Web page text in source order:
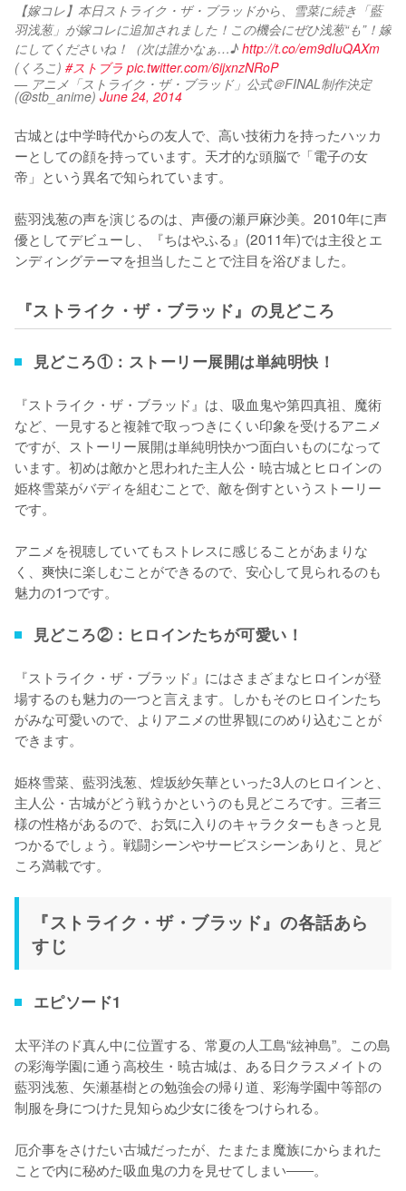
【嫁コレ】本日ストライク・ザ・ブラッドから、雪菜に続き「藍
羽浅葱」が嫁コレに追加されました！この機会にぜひ浅葱“も”！嫁
にしてくださいね！（次は誰かなぁ…♪ http://t.co/em9dIuQAXm
(くろこ) #ストブラ pic.twitter.com/6ijxnzNRoP
— アニメ「ストライク・ザ・ブラッド」公式＠FINAL制作決定
(@stb_anime)June 24, 2014
古城とは中学時代からの友人で、高い技術力を持ったハッカ
ーとしての顔を持っています。天才的な頭脳で「電子の女
帝」という異名で知られています。
藍羽浅葱の声を演じるのは、声優の瀬戸麻沙美。2010年に声
優としてデビューし、『ちはやふる』(2011年)では主役とエ
ンディングテーマを担当したことで注目を浴びました。
『ストライク・ザ・ブラッド』の見どころ
見どころ①：ストーリー展開は単純明快！
『ストライク・ザ・ブラッド』は、吸血鬼や第四真祖、魔術
など、一見すると複雑で取っつきにくい印象を受けるアニメ
ですが、ストーリー展開は単純明快かつ面白いものになって
います。初めは敵かと思われた主人公・暁古城とヒロインの
姫柊雪菜がバディを組むことで、敵を倒すというストーリー
です。
アニメを視聴していてもストレスに感じることがあまりな
く、爽快に楽しむことができるので、安心して見られるのも
魅力の1つです。
見どころ②：ヒロインたちが可愛い！
『ストライク・ザ・ブラッド』にはさまざまなヒロインが登
場するのも魅力の一つと言えます。しかもそのヒロインたち
がみな可愛いので、よりアニメの世界観にのめり込むことが
できます。
姫柊雪菜、藍羽浅葱、煌坂紗矢華といった3人のヒロインと、
主人公・古城がどう戦うかというのも見どころです。三者三
様の性格があるので、お気に入りのキャラクターもきっと見
つかるでしょう。戦闘シーンやサービスシーンありと、見ど
ころ満載です。
『ストライク・ザ・ブラッド』の各話あら
すじ
エピソード1
太平洋のド真ん中に位置する、常夏の人工島“絃神島”。この島
の彩海学園に通う高校生・暁古城は、ある日クラスメイトの
藍羽浅葱、矢瀬基樹との勉強会の帰り道、彩海学園中等部の
制服を身につけた見知らぬ少女に後をつけられる。
厄介事をさけたい古城だったが、たまたま魔族にからまれた
ことで内に秘めた吸血鬼の力を見せてしまい――。